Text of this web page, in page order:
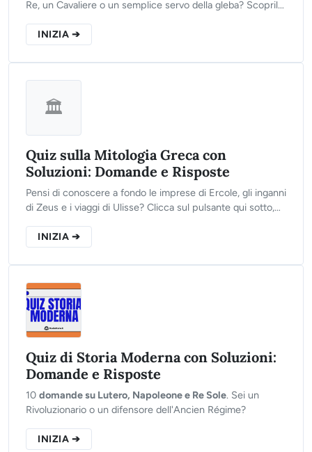
Re, un Cavaliere o un semplice servo della gleba? Scoprilo
INIZIA ➔
🏛️
Quiz sulla Mitologia Greca con
Soluzioni: Domande e Risposte
Pensi di conoscere a fondo le imprese di Ercole, gli inganni
di Zeus e i viaggi di Ulisse? Clicca sul pulsante qui sotto,
vero esperto di miti greci!
INIZIA ➔
Quiz di Storia Moderna con Soluzioni:
Domande e Risposte
10 domande su Lutero, Napoleone e Re Sole. Sei un
Rivoluzionario o un difensore dell'Ancien Régime?
INIZIA ➔